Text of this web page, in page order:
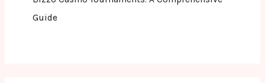
Guide